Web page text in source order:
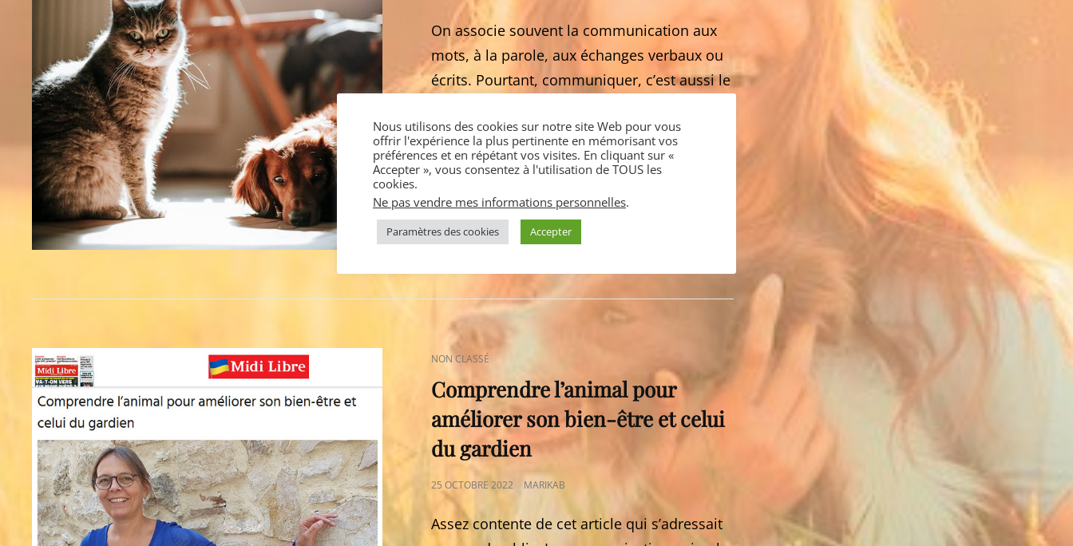
On associe souvent la communication aux
mots, à la parole, aux échanges verbaux ou
écrits. Pourtant, communiquer, c’est aussi le
CONTINUERCOMMUNIQUER,
CE
N’EST
SEULEMENT
PARLER…
CAT
LINKS
NON CLASSÉ
Comprendre l’animal pour
améliorer son bien-être et celui
du gardien
POSTED
25 OCTOBRE 2022 MARIKAB
Assez contente de cet article qui s’adressait
Nous utilisons des cookies sur notre site Web pour vous
offrir l'expérience la plus pertinente en mémorisant vos
préférences et en répétant vos visites. En cliquant sur «
Accepter », vous consentez à l'utilisation de TOUS les
cookies.
Ne pas vendre mes informations personnelles.
Paramètres des cookies Accepter